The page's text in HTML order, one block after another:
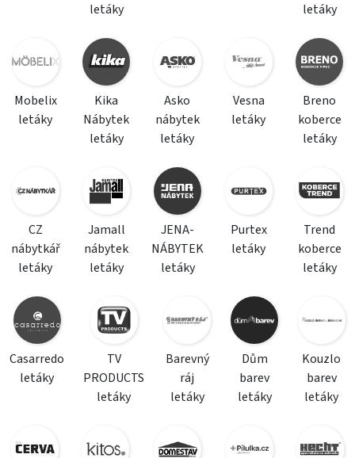
letáky
letáky
Mobelix
letáky
Kika
Nábytek
letáky
Asko
nábytek
letáky
Vesna
letáky
Breno
koberce
letáky
CZ
nábytkář
letáky
Jamall
nábytek
letáky
JENA-
NÁBYTEK
letáky
Purtex
letáky
Trend
koberce
letáky
Casarredo
letáky
TV
PRODUCTS
letáky
Barevný
ráj
letáky
Dům
barev
letáky
Kouzlo
barev
letáky